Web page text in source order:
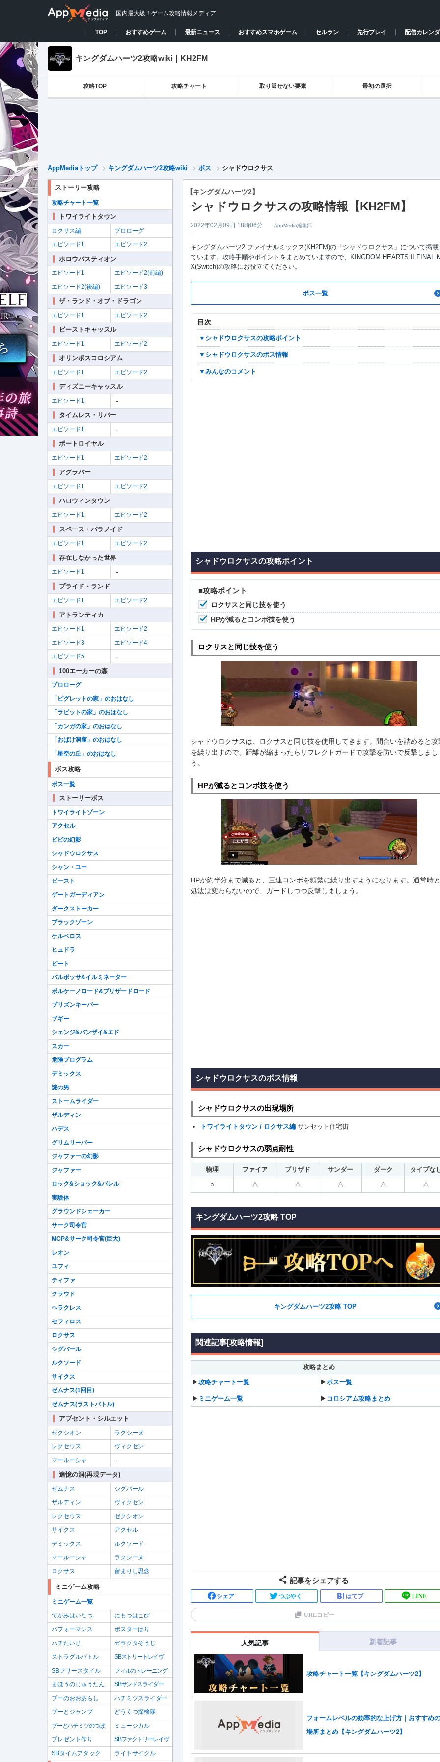
国内最大級！ゲーム攻略情報メディア
TOP おすすめゲーム 最新ニュース おすすめスマホゲーム セルラン 先行プレイ 配信カレン
キングダムハーツ2攻略wiki｜KH2FM
攻略TOP 攻略チャート 取り返せない要素 最初の選択
AppMediaトップ キングダムハーツ2攻略wiki ボス シャドウロクサス
【キングダムハーツ2】
シャドウロクサスの攻略情報【KH2FM】
2022年02月09日 18時06分 AppMedia編集部
キングダムハーツ2 ファイナルミックス(KH2FM)の「シャドウロクサス」について掲載
ています。攻略手順やポイントをまとめていますので、KINGDOM HEARTS II FINAL
X(Switch)の攻略にお役立てください。
ボス一覧
目次
▼シャドウロクサスの攻略ポイント
▼シャドウロクサスのボス情報
▼みんなのコメント
シャドウロクサスの攻略ポイント
■攻略ポイント
ロクサスと同じ技を使う
HPが減るとコンボ技を使う
ロクサスと同じ技を使う
シャドウロクサスは、ロクサスと同じ技を使用してきます。間合いを詰めると攻
を繰り出すので、距離が縮まったらリフレクトガードで攻撃を防いで反撃しまし
う。
HPが減るとコンボ技を使う
HPが約半分まで減ると、三連コンボを頻繁に繰り出すようになります。通常時
処法は変わらないので、ガードしつつ反撃しましょう。
シャドウロクサスのボス情報
シャドウロクサスの出現場所
トワイライトタウン / ロクサス編 サンセット住宅街
シャドウロクサスの弱点耐性
物理 ファイア ブリザド サンダー ダーク タイプな
○ △ △ △ △ △
キングダムハーツ2攻略 TOP
キングダムハーツ2攻略 TOP
関連記事[攻略情報]
攻略まとめ
▶攻略チャート一覧 ▶ ボス一覧
▶ ミニゲーム一覧 ▶ コロシアム攻略まとめ
記事をシェアする
シェア つぶやく はてブ LINE
URLコピー
人気記事 新着記事
攻略チャート一覧【キングダムハーツ2】
フォームレベルの効率的な上げ方｜おすすめの
場所まとめ【キングダムハーツ2】
ストーリー攻略
攻略チャート一覧
トワイライトタウン
ロクサス編
プロローグ
エピソード1
エピソード2
ホロウバスティオン
エピソード1
エピソード2(前編)
エピソード2(後編)
エピソード3
ザ・ランド・オブ・ドラゴン
エピソード1 エピソード2
ビーストキャッスル
エピソード1 エピソード2
オリンポスコロシアム
エピソード1 エピソード2
ディズニーキャッスル
エピソード1 -
タイムレス・リバー
エピソード1 -
ポートロイヤル
エピソード1 エピソード2
アグラバー
エピソード1 エピソード2
ハロウィンタウン
エピソード1 エピソード2
スペース・パラノイド
エピソード1 エピソード2
存在しなかった世界
エピソード1 -
プライド・ランド
エピソード1 エピソード2
アトランティカ
エピソード1
エピソード2
エピソード3
エピソード4
エピソード5
-
100エーカーの森
プロローグ
「ピグレットの家」のおはなし
「ラビットの家」のおはなし
「カンガの家」のおはなし
「おばけ洞窟」のおはなし
「星空の丘」のおはなし
ボス攻略
ボス一覧
ストーリーボス
トワイライトゾーン
アクセル
ビビの幻影
シャドウロクサス
シャン・ユー
ビースト
ゲートガーディアン
ダークストーカー
ブラックゾーン
ケルベロス
ヒュドラ
ピート
バルボッサ&イルミネーター
ボルケーノロード&ブリザードロード
プリズンキーパー
ブギー
シェンジ&バンザイ&エド
スカー
危険プログラム
デミックス
謎の男
ストームライダー
ザルディン
ハデス
グリムリーパー
ジャファーの幻影
ジャファー
ロック&ショック&バレル
実験体
グラウンドシェーカー
サーク司令官
MCP&サーク司令官(巨大)
レオン
ユフィ
ティファ
クラウド
ヘラクレス
セフィロス
ロクサス
シグバール
ルクソード
サイクス
ゼムナス(1回目)
ゼムナス(ラストバトル)
アブセント・シルエット
ゼクシオン
ラクシーヌ
レクセウス
ヴィクセン
マールーシャ
-
追憶の洞(再現データ)
ゼムナス
シグバール
ザルディン
ヴィクセン
レクセウス
ゼクシオン
サイクス
アクセル
デミックス
ルクソード
マールーシャ
ラクシーヌ
ロクサス
留まりし思念
ミニゲーム攻略
ミニゲーム一覧
てがみはいたつ
にもつはこび
パフォーマンス
ポスターはり
ハチたいじ
ガラクタそうじ
ストラグルバトル
SBストリートレイヴ
SBフリースタイル
フィルのトレーニング
まほうのじゅうたん
SBサンドスライダー
プーのおおあらし
ハチミツスライダー
プーとジャンプ
どうくつ探検隊
プーとハチミツのつぼ
ミュージカル
プレゼント作り
SBファクトリーレイヴ
SBタイムアタック
ライトサイクル